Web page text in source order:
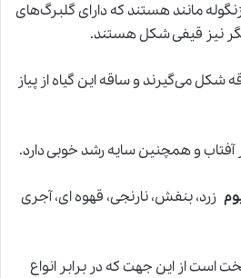
مانند هستند که دارای گلبرگ‌های
نیز قیفی شکل هستند.
شکل می‌گیرند و ساقه این گیاه از پیاز
و همچنین سایه رشد خوبی دارد.
زرد، بنفش، نارنجی، قهوه ای، آجری
است از این جهت که در برابر انواع